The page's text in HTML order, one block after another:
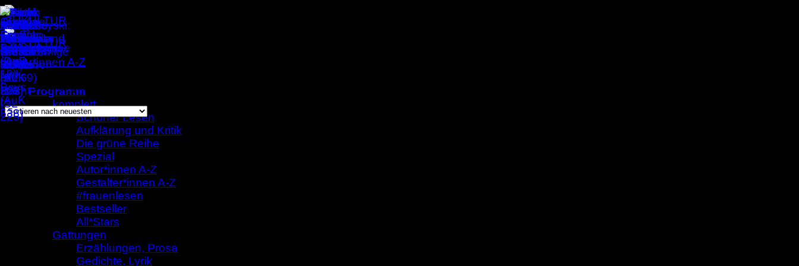
Zum
Inhalt
springen
Programm
komplett
Schöner Lesen
Aufklärung und Kritik
Die grüne Reihe
Spezial
Autor*innen A-Z
Gestalter*innen A-Z
#frauenlesen
Bestseller
All*Stars
Gattungen
Erzählungen, Prosa
Gedichte, Lyrik
Autor*innen A-Z
Einzelnes Ergebnis wird angezeigt